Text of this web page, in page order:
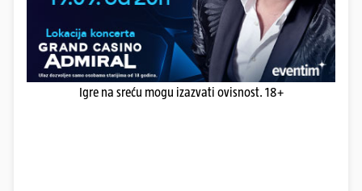
Igre na sreću mogu izazvati ovisnost. 18+